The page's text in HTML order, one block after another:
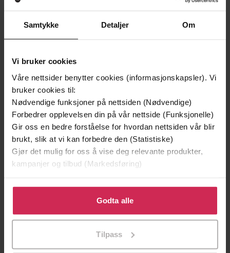
Samtykke Detaljer Om
Vi bruker cookies
Våre nettsider benytter cookies (informasjonskapsler). Vi
bruker cookies til:
Nødvendige funksjoner på nettsiden (Nødvendige)
Forbedrer opplevelsen din på vår nettside (Funksjonelle)
Gir oss en bedre forståelse for hvordan nettsiden vår blir
brukt, slik at vi kan forbedre den (Statistiske)
Gjør det mulig for oss å vise deg relevante produkter,
kampanjer og tilbud (Markedsføring)
Klikk på «Godta alle» for å gi oss ditt samtykke til å
bruke cookies for alle disse formålene. Du kan også
tilpasse ditt samtykke til spesifikke formål ved å klikke
Godta alle
Tilpass
199,-
Minnesota
Jo Nesbø
EBOK
349,-
Jørn Lier Horst
EBOK
Headline
Utgitt 10.05.2016
Kunst og kultur Biografier